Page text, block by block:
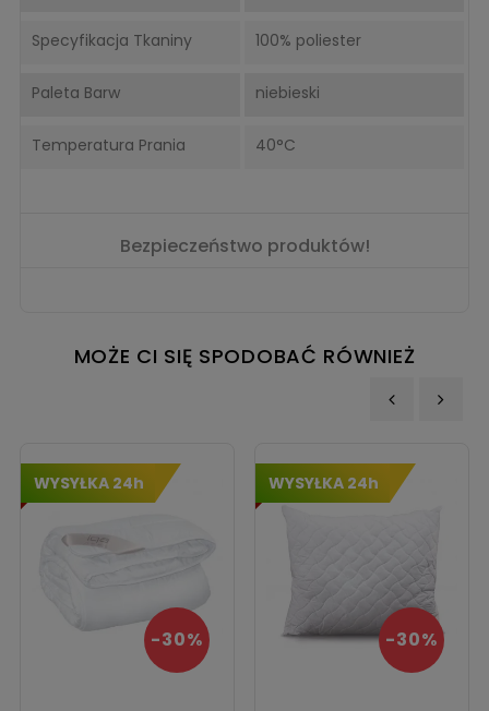
Specyfikacja Tkaniny 100% poliester
Paleta Barw niebieski
Temperatura Prania 40°C
Bezpieczeństwo produktów!
MOŻE CI SIĘ SPODOBAĆ RÓWNIEŻ
WYSYŁKA 24h
-30%
WYSYŁKA 24h
-30%